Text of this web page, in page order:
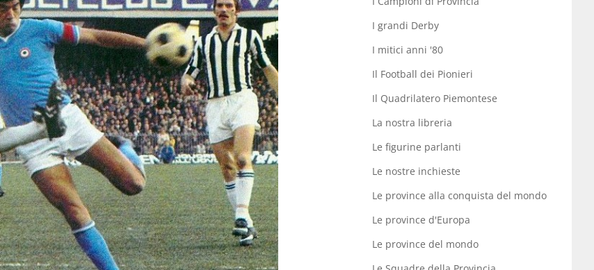
I grandi Derby
I mitici anni '80
Il Football dei Pionieri
Il Quadrilatero Piemontese
La nostra libreria
Le figurine parlanti
Le nostre inchieste
Le province alla conquista del mondo
Le province d'Europa
Le province del mondo